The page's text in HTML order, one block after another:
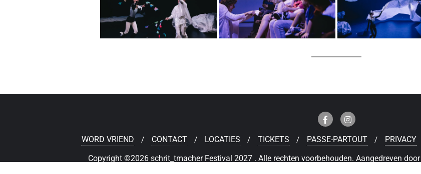
WORD VRIEND CONTACT LOCATIES TICKETS PASSE-PARTOUT PRIVACY
Copyright ©2026 schrit_tmacher Festival 2027 . Alle rechten voorbehouden. Aangedreven door